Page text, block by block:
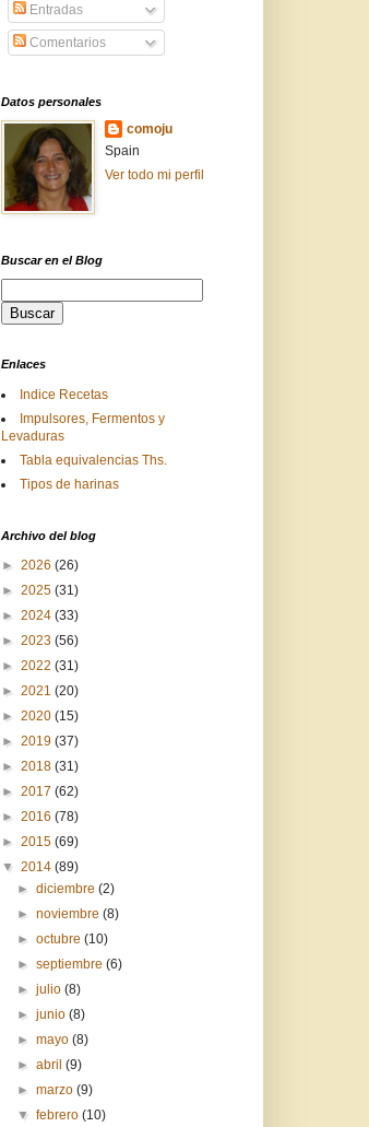
Entradas
Comentarios
Datos personales
comoju
Spain
Ver todo mi perfil
Buscar en el Blog
Enlaces
Indice Recetas
Impulsores, Fermentos y
Levaduras
Tabla equivalencias Ths.
Tipos de harinas
Archivo del blog
► 2026 (26)
► 2025 (31)
► 2024 (33)
► 2023 (56)
► 2022 (31)
► 2021 (20)
► 2020 (15)
► 2019 (37)
► 2018 (31)
► 2017 (62)
► 2016 (78)
► 2015 (69)
▼ 2014 (89)
►diciembre(2)
►noviembre(8)
►octubre(10)
►septiembre(6)
►julio(8)
►junio(8)
►mayo(8)
►abril(9)
►marzo(9)
▼febrero(10)